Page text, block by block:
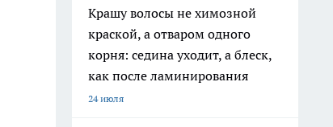
Крашу волосы не химозной
краской, а отваром одного
корня: седина уходит, а блеск,
как после ламинирования
24 июля